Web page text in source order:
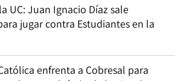
UC: Juan Ignacio Díaz sale
jugar contra Estudiantes en la
enfrenta a Cobresal para